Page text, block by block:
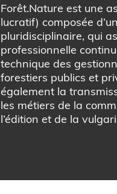
Forêt.Nature est une
lucratif) composée
pluridisciplinaire, qui
professionnelle
technique des
forestiers publics et
également la
les métiers de la
l’édition et de la